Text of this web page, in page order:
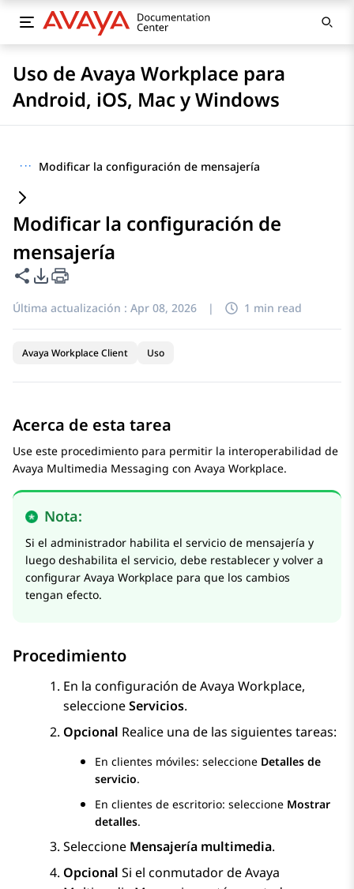
Uso de Avaya Workplace para
Android, iOS, Mac y Windows
··· Modificar la configuración de mensajería
Modificar la configuración de
mensajería
Compartir esta página
Opciones de exportación de PDF
Última actualización : Apr 08, 2026 | 1 min read
Avaya Workplace Client Uso
Acerca de esta tarea
Use este procedimiento para permitir la interoperabilidad de
Avaya Multimedia Messaging con Avaya Workplace.
Nota:
Si el administrador habilita el servicio de mensajería y
luego deshabilita el servicio, debe restablecer y volver a
configurar Avaya Workplace para que los cambios
tengan efecto.
Procedimiento
En la configuración deAvaya Workplace,
seleccioneServicios.
Opcional Realice una de las siguientes tareas:
En clientes móviles: seleccione Detalles de
servicio.
En clientes de escritorio: seleccione Mostrar
detalles.
Seleccione Mensajería multimedia.
Opcional Si el conmutador deAvaya